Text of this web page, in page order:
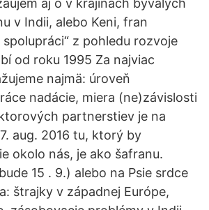
aj o v krajinách bývalých
v Indii, alebo Keni, fran
z pohledu rozvoje
od roku 1995 Za najviac
najmä: úroveň
nadácie, miera (ne)závislosti
partnerstiev je na
aug. 2016 tu, ktorý by
okolo nás, je ako šafranu.
15 . 9.) alebo na Psie srdce
štrajky v západnej Európe,